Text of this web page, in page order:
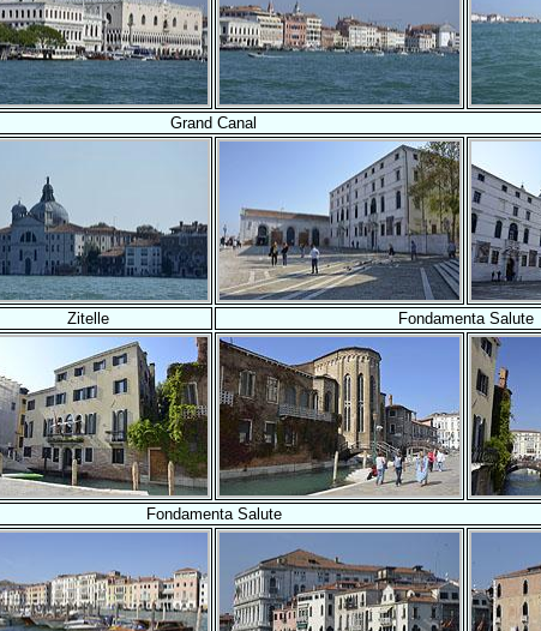
Grand Canal
Zitelle Fondamenta Salute
Fondamenta Salute